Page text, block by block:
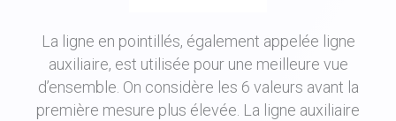
La ligne en pointillés, également appelée ligne
auxiliaire, est utilisée pour une meilleure vue
d’ensemble. On considère les 6 valeurs avant la
première mesure plus élevée. La ligne auxiliaire